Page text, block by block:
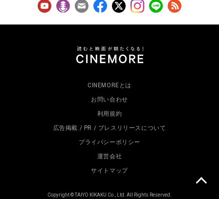
CINEMOREとは
お問い合わせ
利用規約
広告掲載 / PR / プレスリリースについて
プライバシーポリシー
運営会社
サイトマップ
Copyright © TAIYO KIKAKU Co., Ltd. All Rights Reserved.